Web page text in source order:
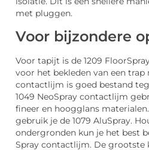
met pluggen.
Voor bijzondere
Voor tapijt is de 1209
voor het bekleden van een trap
contactlijm is goed bestand
1049 NeoSpray contactlijm
fineer en hoogglans
gebruik je de 1079 AluSpray.
ondergronden kun je het best
Spray contactlijm. De grootste